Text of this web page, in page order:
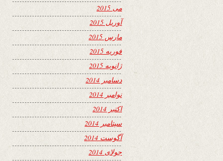
می 2015
آوریل 2015
مارس 2015
فوریه 2015
ژانویه 2015
دسامبر 2014
نوامبر 2014
اکتبر 2014
سپتامبر 2014
آگوست 2014
جولای 2014